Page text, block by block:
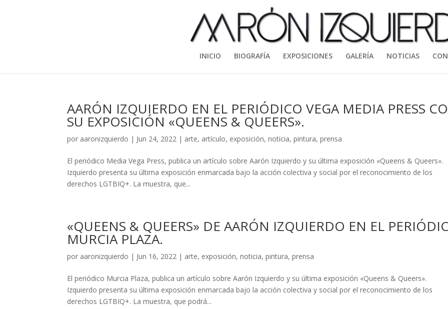
INICIO BIOGRAFÍA EXPOSICIONES GALERÍA NOTICIAS
AARÓN IZQUIERDO EN EL PERIÓDICO VEGA MEDIA PRESS
SU EXPOSICIÓN «QUEENS & QUEERS».
por aaronizquierdo | Jun 24, 2022 | arte, artículo, exposición,noticia,pintura,prensa
El periódico Media Vega Press, publica un artículo sobre Aarón Izquierdo y su última exposición «Queens & Queers».
Izquierdo presenta su última exposición enmarcada bajo la acción colectiva y social por el reconocimiento de los
derechos LGTBIQ+. La muestra, que...
«QUEENS & QUEERS» DE AARÓN IZQUIERDO EN EL
MURCIA PLAZA.
por aaronizquierdo | Jun 16, 2022 | arte, exposición,noticia,pintura,prensa
El periódico Murcia Plaza, publica un artículo sobre Aarón Izquierdo y su última exposición «Queens & Queers».
Izquierdo presenta su última exposición enmarcada bajo la acción colectiva y social por el reconocimiento de los
derechos LGTBIQ+. La muestra, que podrá...